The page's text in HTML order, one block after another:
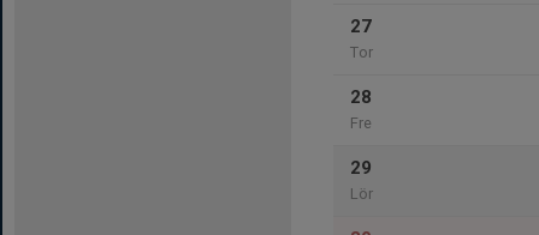
27
Tor
28
Fre
29
Lör